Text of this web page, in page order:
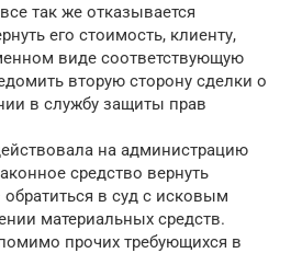
так же отказывается
его стоимость, клиенту,
виде соответствующую
вторую сторону сделки о
в службу защиты прав
на администрацию
средство вернуть
в суд с исковым
материальных средств.
прочих требующихся в